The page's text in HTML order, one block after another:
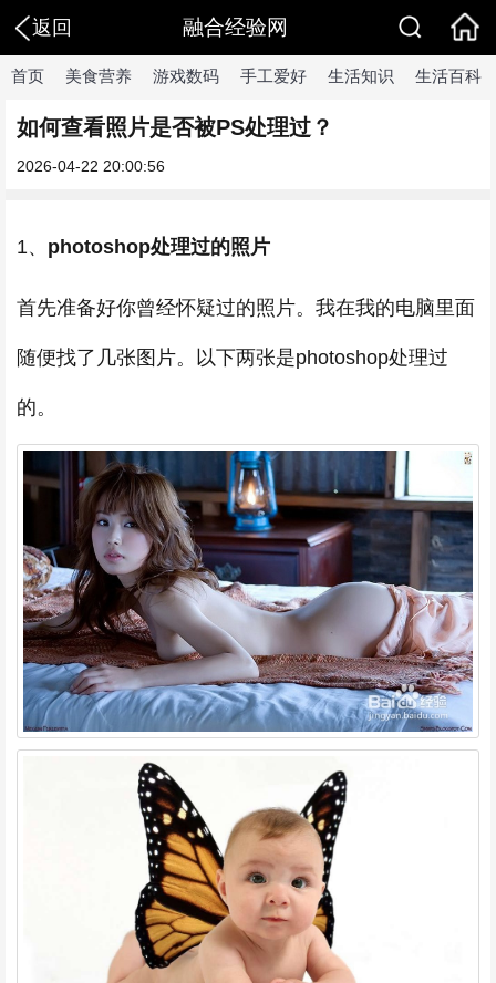
返回 融合经验网
首页 美食营养 游戏数码 手工爱好 生活知识 生活百科
如何查看照片是否被PS处理过？
2026-04-22 20:00:56
1、 photoshop处理过的照片
首先准备好你曾经怀疑过的照片。我在我的电脑里面
随便找了几张图片。以下两张是photoshop处理过
的。